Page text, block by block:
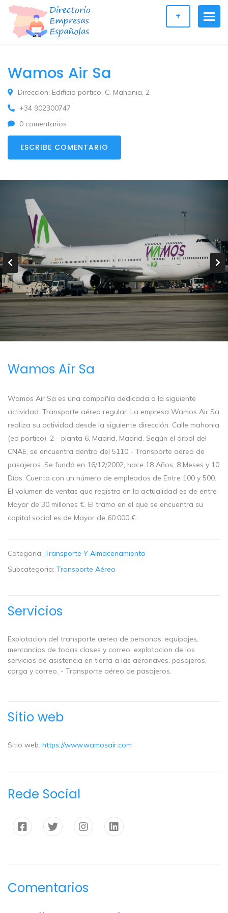
+
Wamos Air Sa
Direccion: Edificio portico, C. Mahonia, 2
+34 902300747
0 comentarios
ESCRIBE COMENTARIO
Wamos Air Sa
Wamos Air Sa es una compañía dedicada a la siguiente
actividad: Transporte aéreo regular. La empresa Wamos Air Sa
realiza su actividad desde la siguiente dirección: Calle mahonia
(ed portico), 2 - planta 6, Madrid, Madrid. Según el árbol del
CNAE, se encuentra dentro del 5110 - Transporte aéreo de
pasajeros. Se fundó en 16/12/2002, hace 18 Años, 8 Meses y 10
Días. Cuenta con un número de empleados de Entre 100 y 500.
El volumen de ventas que registra en la actualidad es de entre
Mayor de 30 millones €. El tramo en el que se encuentra su
capital social es de Mayor de 60.000 €.
Categoria: Transporte Y Almacenamiento
Subcategoria: Transporte Aéreo
Servicios
Explotacion del transporte aereo de personas, equipajes,
mercancias de todas clases y correo. explotacion de los
servicios de asistencia en tierra a las aeronaves, pasajeros,
carga y correo. - Transporte aéreo de pasajeros.
Sitio web
Sitio web: https://www.wamosair.com
Rede Social
Comentarios